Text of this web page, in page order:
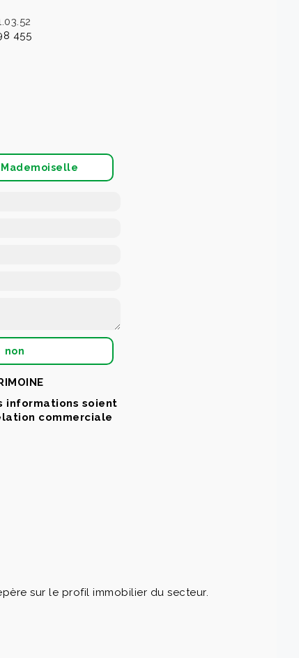
455
Mademoiselle
non
informations soient
commerciale
sur le profil immobilier du secteur.